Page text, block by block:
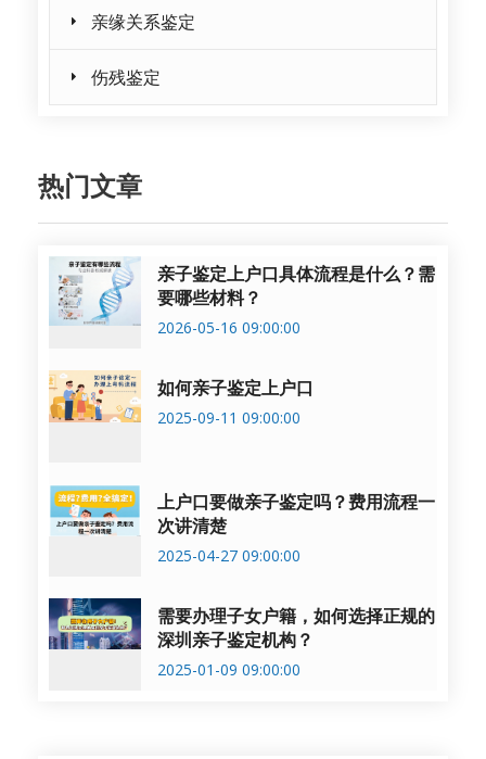
亲缘关系鉴定
伤残鉴定
热门文章
亲子鉴定上户口具体流程是什么？需
要哪些材料？
2026-05-16 09:00:00
如何亲子鉴定上户口
2025-09-11 09:00:00
上户口要做亲子鉴定吗？费用流程一
次讲清楚
2025-04-27 09:00:00
需要办理子女户籍，如何选择正规的
深圳亲子鉴定机构？
2025-01-09 09:00:00